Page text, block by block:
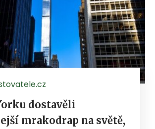
dostavěli
mrakodrap na světě,